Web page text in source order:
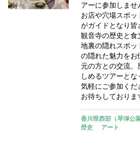
アーに参加しま
お店や穴場スポ
がガイドとなり皆
観音寺の歴史と食
地裏の隠れスポ
の隠れた魅力を
元の方との交流
しめるツアーとな
気軽にご参加くだ
お待ちしておりま
香川県西部（琴弾公
歴史
アート